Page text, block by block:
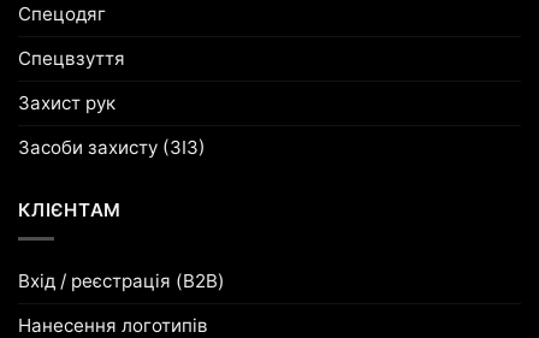
Спецодяг
Спецвзуття
Захист рук
Засоби захисту (ЗІЗ)
КЛІЄНТАМ
Вхід / реєстрація (B2B)
Нанесення логотипів